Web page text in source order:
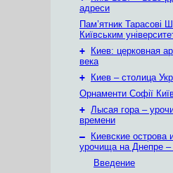
адреси
Пам’ятник Тарасові
Київським
+
Киев: церковная
века
+
Киев – столица
Орнаменти Софії
+ Лысая гора –
времени
–
Киевские острова
урочища на Днепре –
Введение